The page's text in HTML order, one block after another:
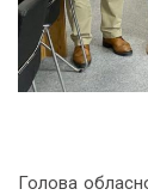
Голова